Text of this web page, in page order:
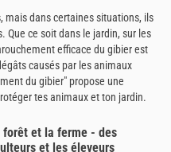
mais dans certaines situations, ils
Que ce soit dans le jardin, sur les
efficace du gibier est
causés par les animaux
du gibier" propose une
tes animaux et ton jardin.
forêt et la ferme - des
et les éleveurs